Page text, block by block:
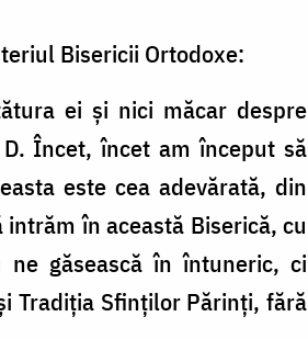
Bisericii Ortodoxe:
ei și nici măcar despre
Încet, încet am început să
este cea adevărată, din
în această Biserică, cu
găsească în întuneric, ci
Tradiția Sfinților Părinți, fără